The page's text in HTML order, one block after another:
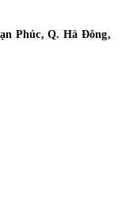
Phúc, Q. Hà Đông,